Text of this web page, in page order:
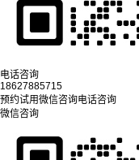
电话咨询
18627885715
预约试用微信咨询电话咨询
微信咨询